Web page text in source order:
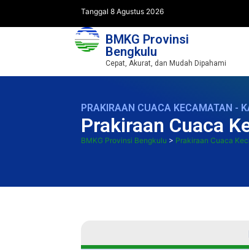
Tanggal 8 Agustus 2026
BMKG Provinsi
Bengkulu
Cepat, Akurat, dan Mudah Dipahami
PRAKIRAAN CUACA KECAMATAN -
Prakiraan Cuaca
BMKG Provinsi Bengkulu > Prakiraan Cuaca